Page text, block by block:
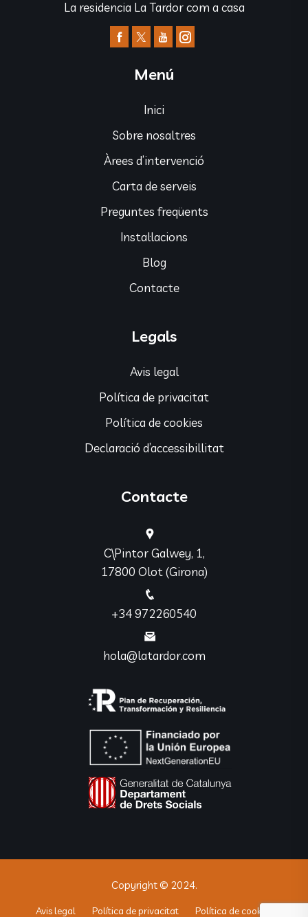
La residencia La Tardor com a casa
Menú
Inici
Sobre nosaltres
Àrees d’intervenció
Carta de serveis
Preguntes freqüents
Instal·lacions
Blog
Contacte
Legals
Avis legal
Política de privacitat
Política de cookies
Declaració d’accessibillitat
Contacte
C\Pintor Galwey, 1,
17800 Olot (Girona)
+34 972260540
hola@latardor.com
Copyright © 2024.
Avis legal Política de privacitat Política de cookies